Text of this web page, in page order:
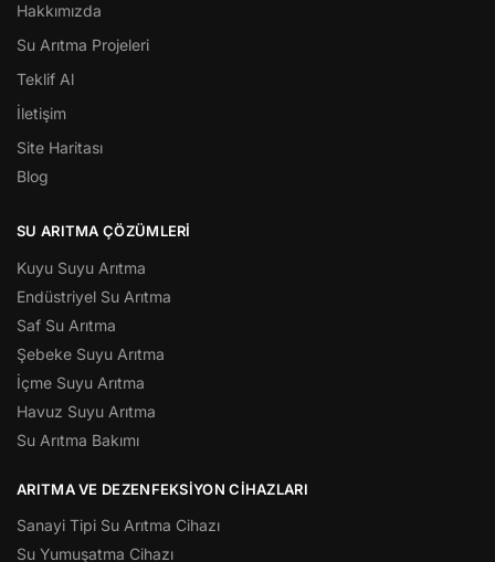
Hakkımızda
Su Arıtma Projeleri
Teklif Al
İletişim
Site Haritası
Blog
SU ARITMA ÇÖZÜMLERI
Kuyu Suyu Arıtma
Endüstriyel Su Arıtma
Saf Su Arıtma
Şebeke Suyu Arıtma
İçme Suyu Arıtma
Havuz Suyu Arıtma
Su Arıtma Bakımı
ARITMA VE DEZENFEKSIYON CIHAZLARI
Sanayi Tipi Su Arıtma Cihazı
Su Yumuşatma Cihazı